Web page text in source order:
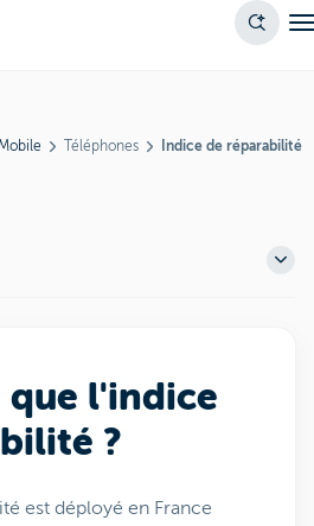
Téléphones Indice de réparabilité
que l'indice
?
est déployé en France